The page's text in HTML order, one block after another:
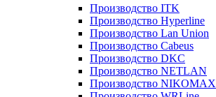
Производство ITK
Производство Hyperline
Производство Lan Union
Производство Cabeus
Производство DKC
Производство NETLAN
Производство NIKOMAX